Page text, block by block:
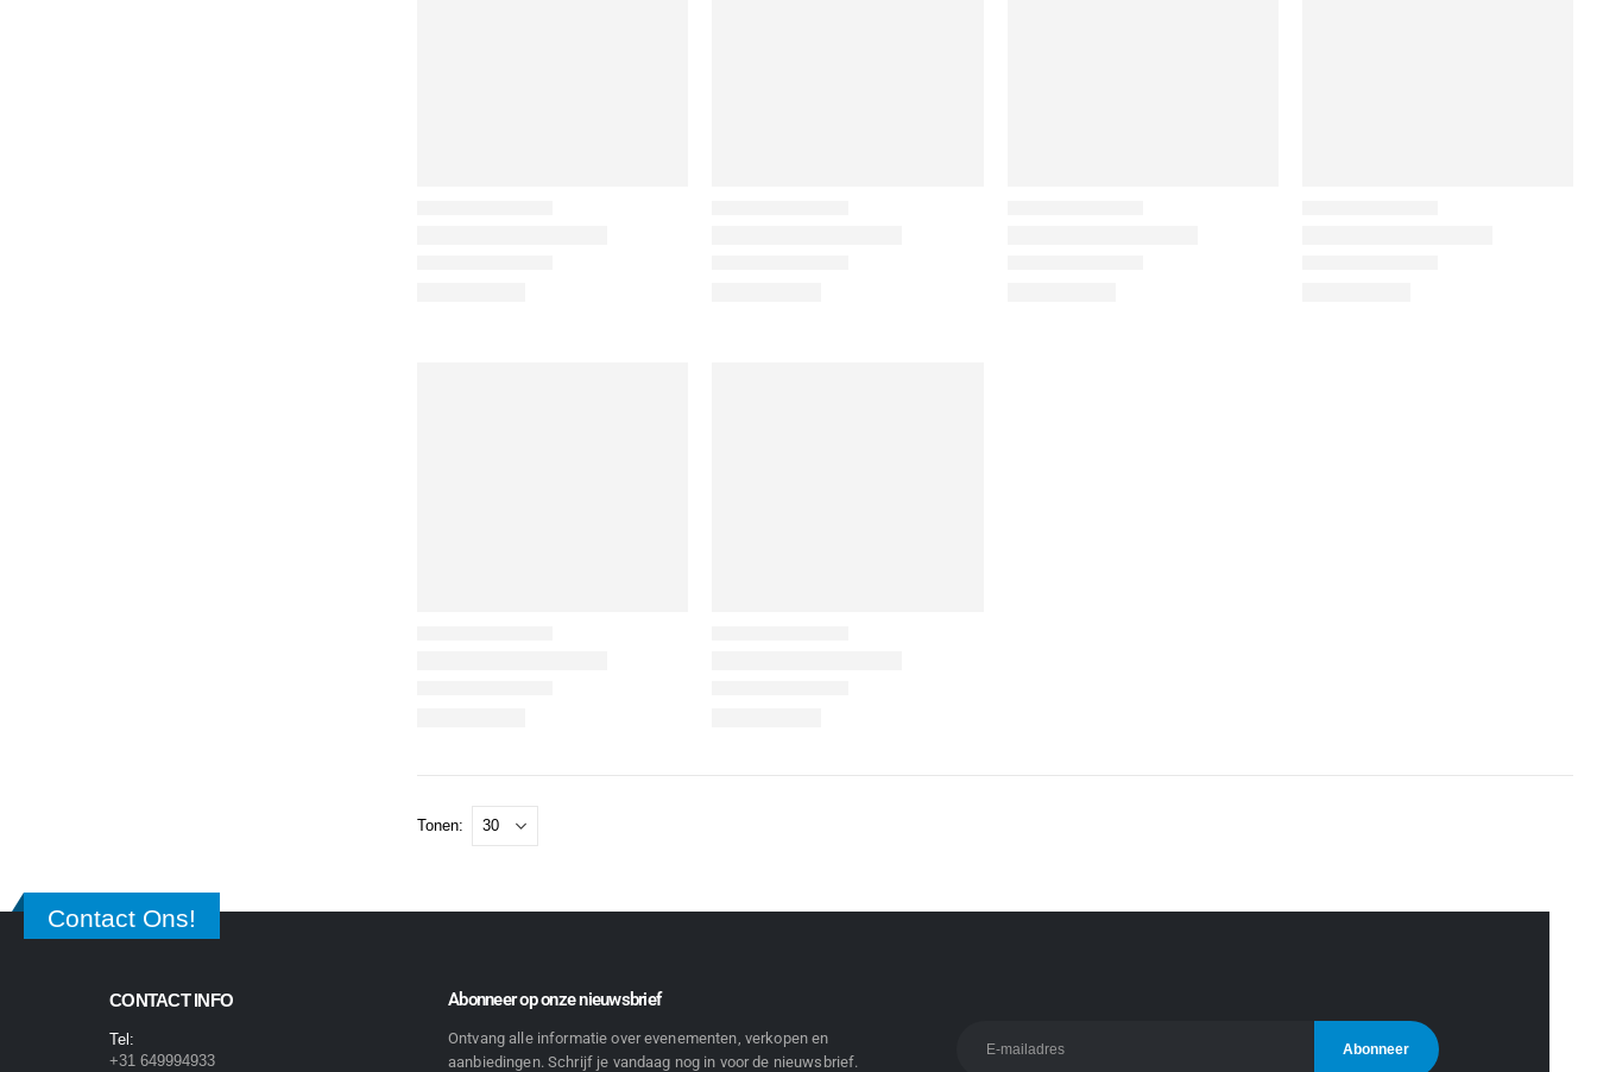
Tonen:
Contact Ons!
CONTACT INFO
Tel:
+31 649994933
Abonneer op onze nieuwsbrief
Ontvang alle informatie over evenementen, verkopen en
aanbiedingen. Schrijf je vandaag nog in voor de nieuwsbrief.